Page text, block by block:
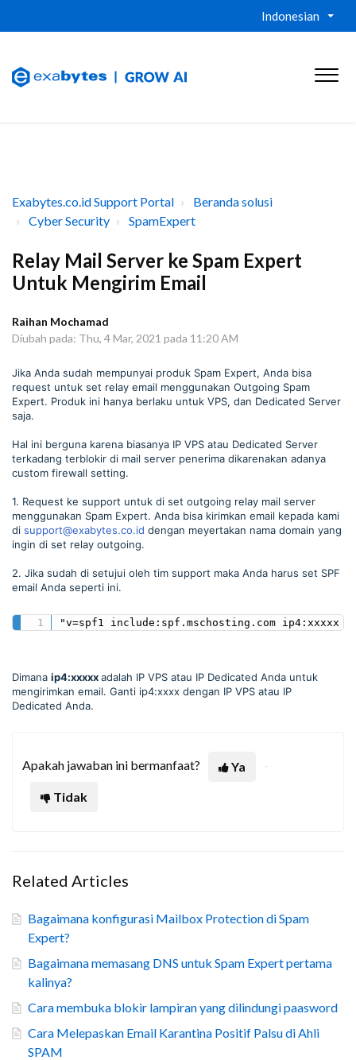
Indonesian
Exabytes.co.id Support Portal
Beranda solusi
Cyber Security
SpamExpert
Relay Mail Server ke Spam Expert
Untuk Mengirim Email
Raihan Mochamad
Diubah pada: Thu, 4 Mar, 2021 pada 11:20 AM
Jika Anda sudah mempunyai produk Spam Expert, Anda bisa
request untuk set relay email menggunakan Outgoing Spam
Expert. Produk ini hanya berlaku untuk VPS, dan Dedicated Server
saja.
Hal ini berguna karena biasanya IP VPS atau Dedicated Server
terkadang terblokir di mail server penerima dikarenakan adanya
custom firewall setting.
1. Request ke support untuk di set outgoing relay mail server
menggunakan Spam Expert. Anda bisa kirimkan email kepada kami
di support@exabytes.co.id dengan meyertakan nama domain yang
ingin di set relay outgoing.
2. Jika sudah di setujui oleh tim support maka Anda harus set SPF
email Anda seperti ini.
"v=spf1 include:spf.mschosting.com ip4:xxxxx
Dimana ip4:xxxxxadalah IP VPS atau IP Dedicated Anda untuk
mengirimkan email. Ganti ip4:xxxx dengan IP VPS atau IP
Dedicated Anda.
Apakah jawaban ini bermanfaat?
Ya
Tidak
Related Articles
Bagaimana konfigurasi Mailbox Protection di Spam
Expert?
Bagaimana memasang DNS untuk Spam Expert pertama
kalinya?
Cara membuka blokir lampiran yang dilindungi paasword
Cara Melepaskan Email Karantina Positif Palsu di Ahli
SPAM